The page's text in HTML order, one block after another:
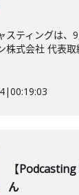
スティングは、
株式会社 代表
|00:19:03
【
ん